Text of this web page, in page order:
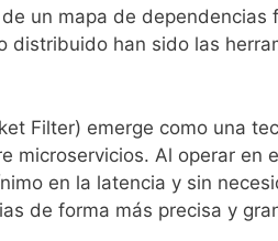
un mapa de
distribuido han sido las
Filter) emerge como una
microservicios. Al operar en
en la latencia y sin
de forma más precisa y